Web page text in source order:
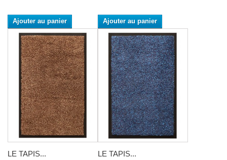
Ajouter au panier Ajouter au panier
LE TAPIS... LE TAPIS...